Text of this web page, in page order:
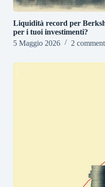
Liquidità record per
per i tuoi investimenti?
5 Maggio 2026
2